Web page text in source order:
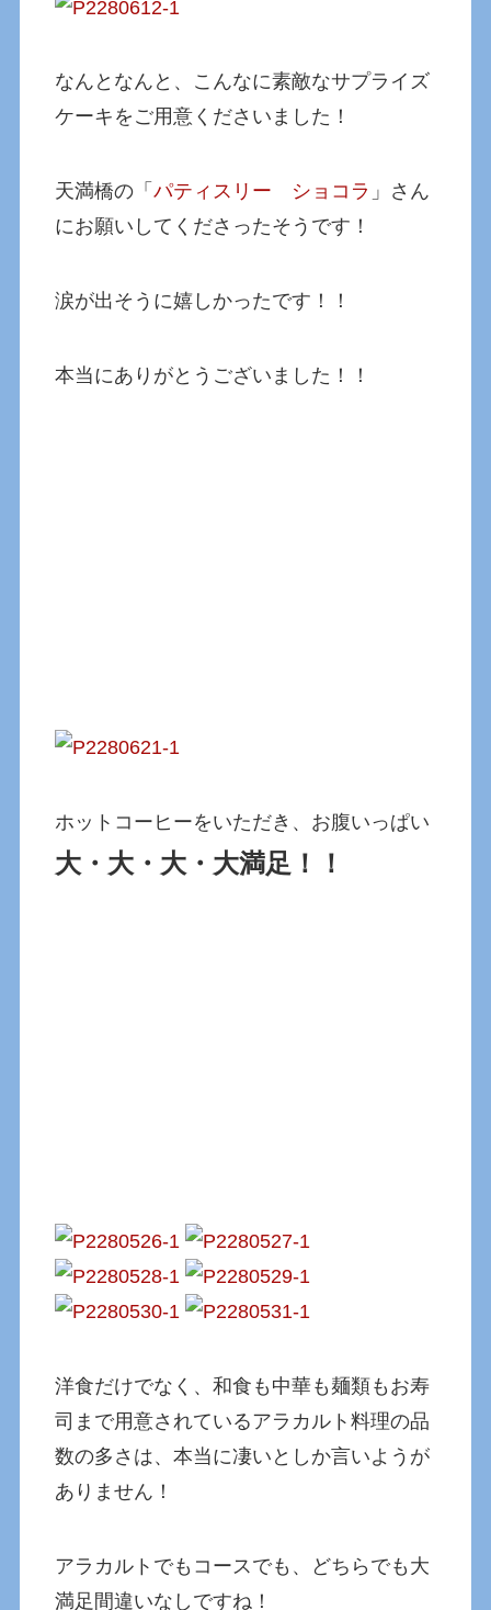
なんとなんと、こんなに素敵なサプライズ
ケーキをご用意くださいました！
天満橋の「パティスリー ショコラ 」さん
にお願いしてくださったそうです！
涙が出そうに嬉しかったです！！
本当にありがとうございました！！
ホットコーヒーをいただき、お腹いっぱい
大・大・大・大満足！！
洋食だけでなく、和食も中華も麺類もお寿
司まで用意されているアラカルト料理の品
数の多さは、本当に凄いとしか言いようが
ありません！
アラカルトでもコースでも、どちらでも大
満足間違いなしですね！